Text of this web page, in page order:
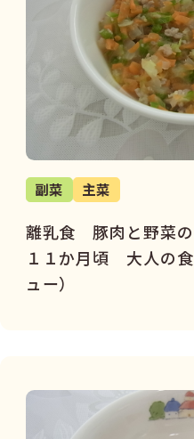
副菜 主菜
離乳食 豚肉と野菜の
１１か月頃 大人の
ュー）